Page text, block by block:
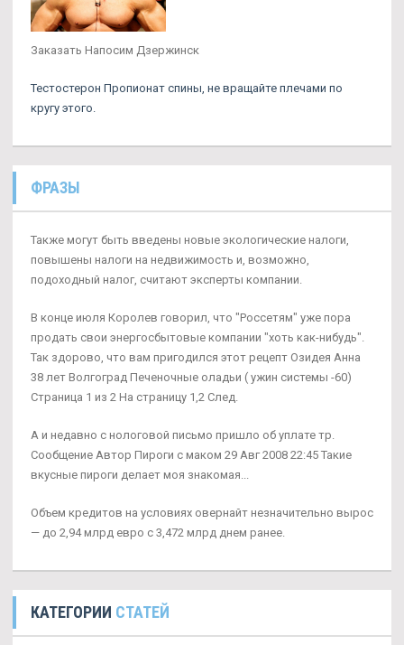
Заказать Напосим Дзержинск
Тестостерон Пропионат спины, не вращайте плечами по
кругу этого.
ФРАЗЫ
Также могут быть введены новые экологические налоги,
повышены налоги на недвижимость и, возможно,
подоходный налог, считают эксперты компании.
В конце июля Королев говорил, что "Россетям" уже пора
продать свои энергосбытовые компании "хоть как-нибудь".
Так здорово, что вам пригодился этот рецепт Озидея Анна
38 лет Волгоград Печеночные оладьи ( ужин системы -60)
Страница 1 из 2 На страницу 1,2 След.
А и недавно с нологовой письмо пришло об уплате тр.
Сообщение Автор Пироги с маком 29 Авг 2008 22:45 Такие
вкусные пироги делает моя знакомая...
Объем кредитов на условиях овернайт незначительно вырос
— до 2,94 млрд евро с 3,472 млрд днем ранее.
КАТЕГОРИИ СТАТЕЙ